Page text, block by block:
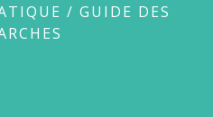
/ GUIDE DES